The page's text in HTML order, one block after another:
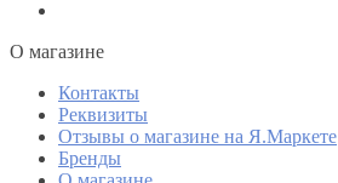
O магазине
Контакты
Реквизиты
Отзывы о магазине на Я.Маркете
Бренды